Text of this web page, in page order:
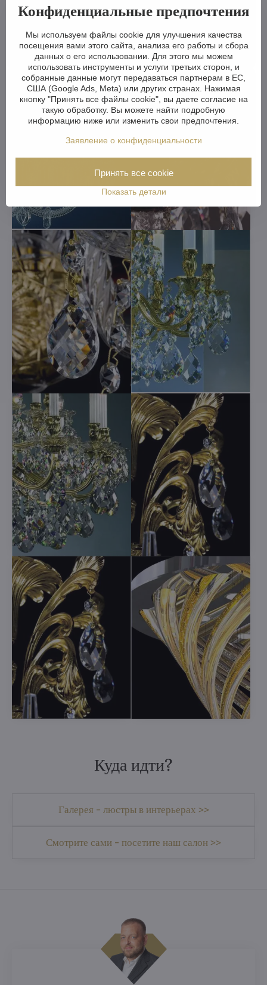
Куда идти?
Галерея - люстры в интерьерах >>
Смотрите сами - посетите наш салон >>
Конфиденциальные предпочтения
Мы используем файлы cookie для улучшения качества
посещения вами этого сайта, анализа его работы и сбора
данных о его использовании. Для этого мы можем
использовать инструменты и услуги третьих сторон, и
собранные данные могут передаваться партнерам в ЕС,
США (Google Ads, Meta) или других странах. Нажимая
кнопку "Принять все файлы cookie", вы даете согласие на
такую обработку. Вы можете найти подробную
информацию ниже или изменить свои предпочтения.
Заявление о конфиденциальности
Показать детали
Принять все cookie